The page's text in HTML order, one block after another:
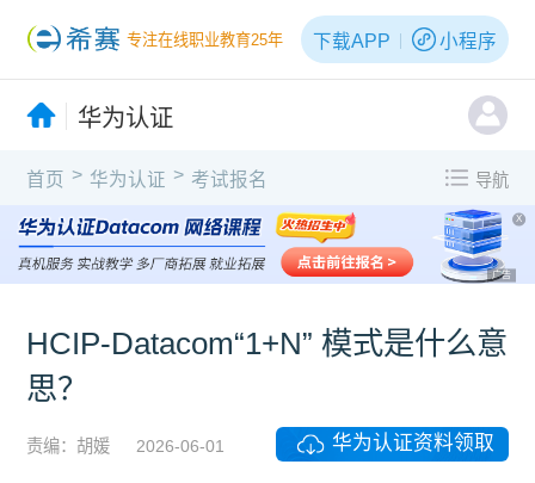
专注在线职业教育25年 下载APP 小程序
华为认证
首页 > 华为认证 > 考试报名 导航
X
广告
HCIP‑Datacom“1+N” 模式是什么意
思？
责编：胡媛 2026-06-01 华为认证资料领取